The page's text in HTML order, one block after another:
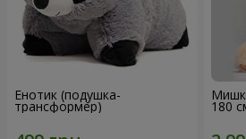
Енотик (подушка-
трансформер) 180